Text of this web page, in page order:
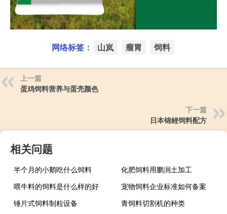
网络标签： 山岚 瘤胃 饲料
上一篇
蛋鸡饲料营养与蛋壳颜色
下一篇
日本锦鲤饲料配方
相关问题
半个月的小鹅吃什么饲料
化肥饲料用鹏润土加工
喂牛料的饲料是什么样的好
宠物饲料企业标准如何备案
锤片式饲料制粒设备
青饲料切割机的种类